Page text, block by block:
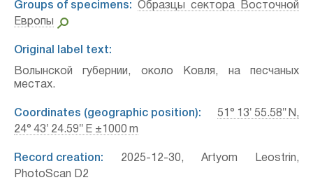
Groups of specimens:
Образцы сектора Восточной
Европы
Original label text:
Волынской губернии, около Ковля, на песчаных
местах.
Coordinates (geographic position):
51° 13′ 55.58″ N,
24° 43′ 24.59″ E ±1000 m
Record creation: 2025-12-30, Artyom Leostrin,
PhotoScan D2